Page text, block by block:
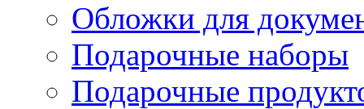
Обложки для
Подарочные наборы
Подарочные